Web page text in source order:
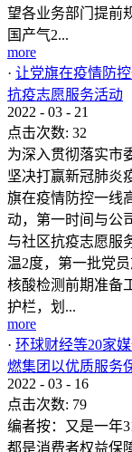
望各业务部门提前
国产气2...
more
· 让党旗在疫情防
抗疫志愿服务活动
2022 - 03 - 21
点击次数: 32
为深入贯彻落实市
坚决打赢新冠肺炎
旗在疫情防控一线
动，第一时间与公
与社区抗疫志愿服
温2度，第一批党
核酸检测前期准备
护栏，划...
more
· 环球财经等20家
燃集团以优质服务
2022 - 03 - 16
点击次数: 79
编者按：又是一年
都是消费者权益保